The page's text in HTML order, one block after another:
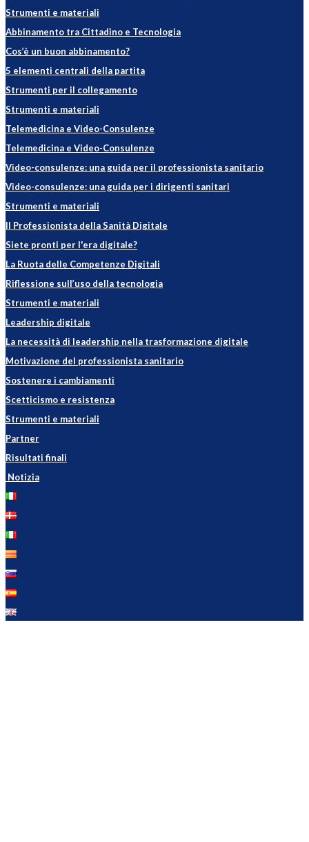
Strumenti e materiali
Abbinamento tra Cittadino e Tecnologia
Cos’è un buon abbinamento?
5 elementi centrali della partita
Strumenti per il collegamento
Strumenti e materiali
Telemedicina e Video-Consulenze
Telemedicina e Video-Consulenze
Video-consulenze: una guida per il professionista sanitario
Video-consulenze: una guida per i dirigenti sanitari
Strumenti e materiali
Il Professionista della Sanità Digitale
Siete pronti per l'era digitale?
La Ruota delle Competenze Digitali
Riflessione sull’uso della tecnologia
Strumenti e materiali
Leadership digitale
La necessità di leadership nella trasformazione digitale
Motivazione del professionista sanitario
Sostenere i cambiamenti
Scetticismo e resistenza
Strumenti e materiali
Partner
Risultati finali
Notizia